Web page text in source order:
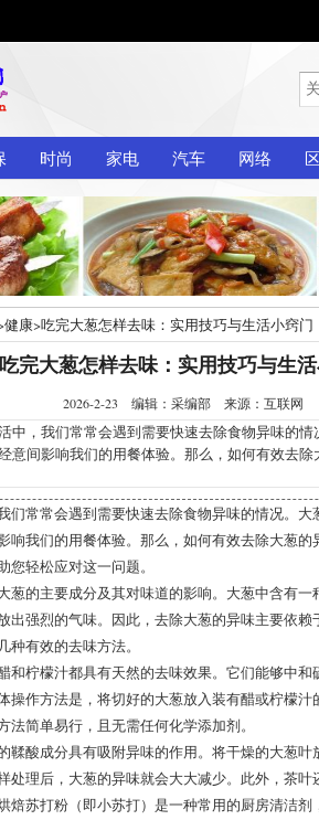
时尚 家电 汽车 网络
健康>吃完大葱怎样去味：实用技巧与生活小窍门
吃完大葱怎样去味：实用技巧与生
2026-2-23 编辑：采编部 来源：互联网
，我们常常会遇到需要快速去除食物异味的情
意间影响我们的用餐体验。那么，如何有效去
们常常会遇到需要快速去除食物异味的情况。
响我们的用餐体验。那么，如何有效去除大葱
轻松应对这一问题。
葱的主要成分及其对味道的影响。大葱中含有
出强烈的气味。因此，去除大葱的异味主要依
有效的去味方法。
和柠檬汁都具有天然的去味效果。它们能够中
操作方法是，将切好的大葱放入装有醋或柠檬
简单易行，且无需任何化学添加剂。
鞣酸成分具有吸附异味的作用。将干燥的大葱
处理后，大葱的异味就会大大减少。此外，茶
焙苏打粉（即小苏打）是一种常用的厨房清洁